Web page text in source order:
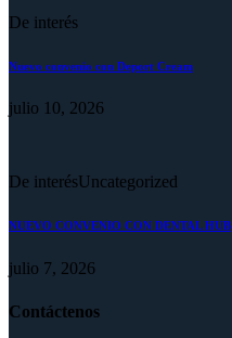
De interés
Nuevo convenio con Deport Cream
julio 10, 2026
De interésUncategorized
NUEVO CONVENIO CON DENTAL HUB
julio 7, 2026
Contáctenos